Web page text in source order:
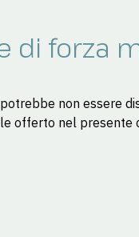
di forza
non essere
offerto nel